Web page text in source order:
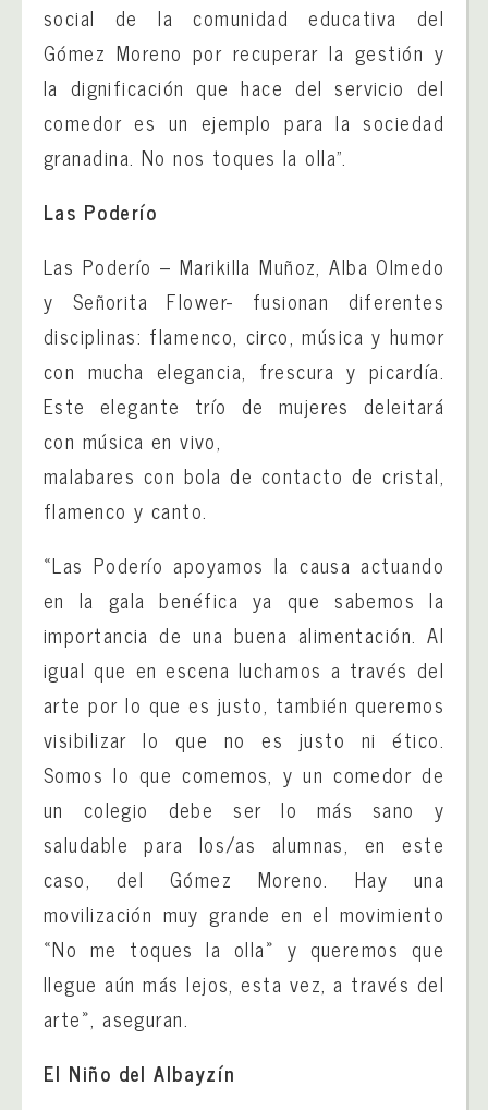
social de la comunidad educativa del
Gómez Moreno por recuperar la gestión y
la dignificación que hace del servicio del
comedor es un ejemplo para la sociedad
granadina. No nos toques la olla”.
Las Poderío
Las Poderío – Marikilla Muñoz, Alba Olmedo
y Señorita Flower- fusionan diferentes
disciplinas: flamenco, circo, música y humor
con mucha elegancia, frescura y picardía.
Este elegante trío de mujeres deleitará
con música en vivo,
malabares con bola de contacto de cristal,
flamenco y canto.
«Las Poderío apoyamos la causa actuando
en la gala benéfica ya que sabemos la
importancia de una buena alimentación. Al
igual que en escena luchamos a través del
arte por lo que es justo, también queremos
visibilizar lo que no es justo ni ético.
Somos lo que comemos, y un comedor de
un colegio debe ser lo más sano y
saludable para los/as alumnas, en este
caso, del Gómez Moreno. Hay una
movilización muy grande en el movimiento
«No me toques la olla» y queremos que
llegue aún más lejos, esta vez, a través del
arte», aseguran.
El Niño del Albayzín